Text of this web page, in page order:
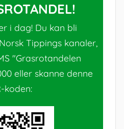
i dag! Du kan bli
Tippings kanaler,
"Grasrotandelen
eller skanne denne
koden: